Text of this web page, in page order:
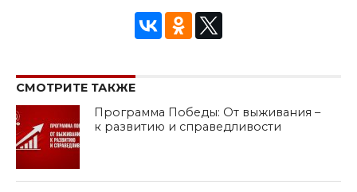
СМОТРИТЕ ТАКЖЕ
Программа Победы: От выживания –
к развитию и справедливости